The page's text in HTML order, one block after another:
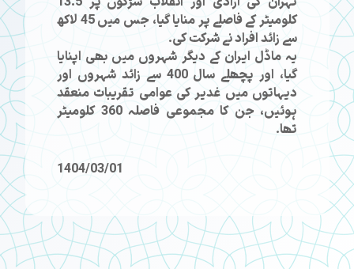
کلومیٹر کے فاصلے پر منایا گیا، جس میں 45 لاکھ
سے زائد افراد نے شرکت کی۔
یہ ماڈل ایران کے دیگر شہروں میں بھی اپنایا
گیا، اور پچھلے سال 400 سے زائد شہروں اور
دیہاتوں میں غدیر کی عوامی تقریبات منعقد
ہوئیں، جن کا مجموعی فاصلہ 360 کلومیٹر
تھا۔
1404/03/01